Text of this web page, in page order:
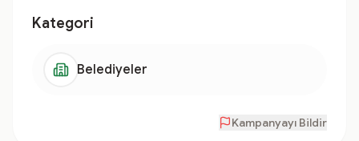
Kategori
Belediyeler
Kampanyayı Bildir